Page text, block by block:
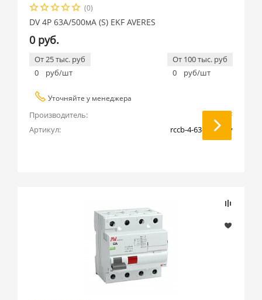
(0)
DV 4P 63А/500мА (S) EKF AVERES
0 руб.
От 25 тыс. руб
0
руб/шт
От 100 тыс. руб
0
руб/шт
Уточняйте у менеджера
Производитель:
EKF
Артикул:
rccb-4-63-500-s-av